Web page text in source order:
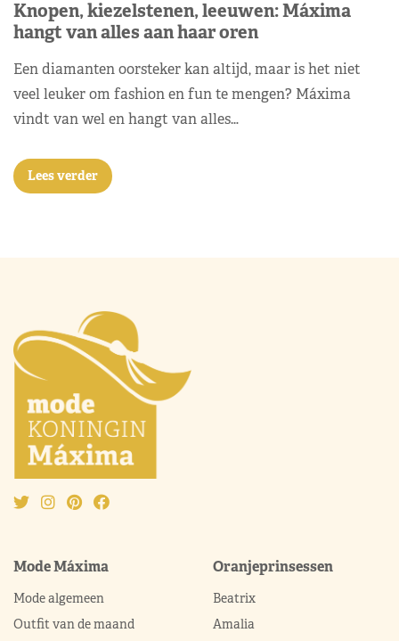
Knopen, kiezelstenen, leeuwen: Máxima
hangt van alles aan haar oren
Een diamanten oorsteker kan altijd, maar is het niet
veel leuker om fashion en fun te mengen? Máxima
vindt van wel en hangt van alles…
Lees verder
Mode Máxima
Mode algemeen
Outfit van de maand
Oranjeprinsessen
Beatrix
Amalia